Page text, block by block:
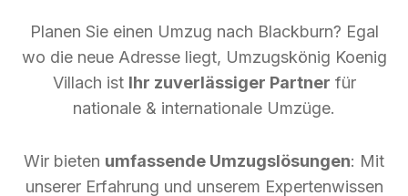
Planen Sie einen Umzug nach Blackburn? Egal
wo die neue Adresse liegt, Umzugskönig Koenig
Villach ist Ihr zuverlässiger Partner für
nationale & internationale Umzüge.
Wir bieten umfassende Umzugslösungen: Mit
unserer Erfahrung und unserem Expertenwissen